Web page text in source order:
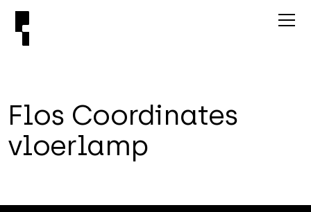
Flos Coordinates
vloerlamp